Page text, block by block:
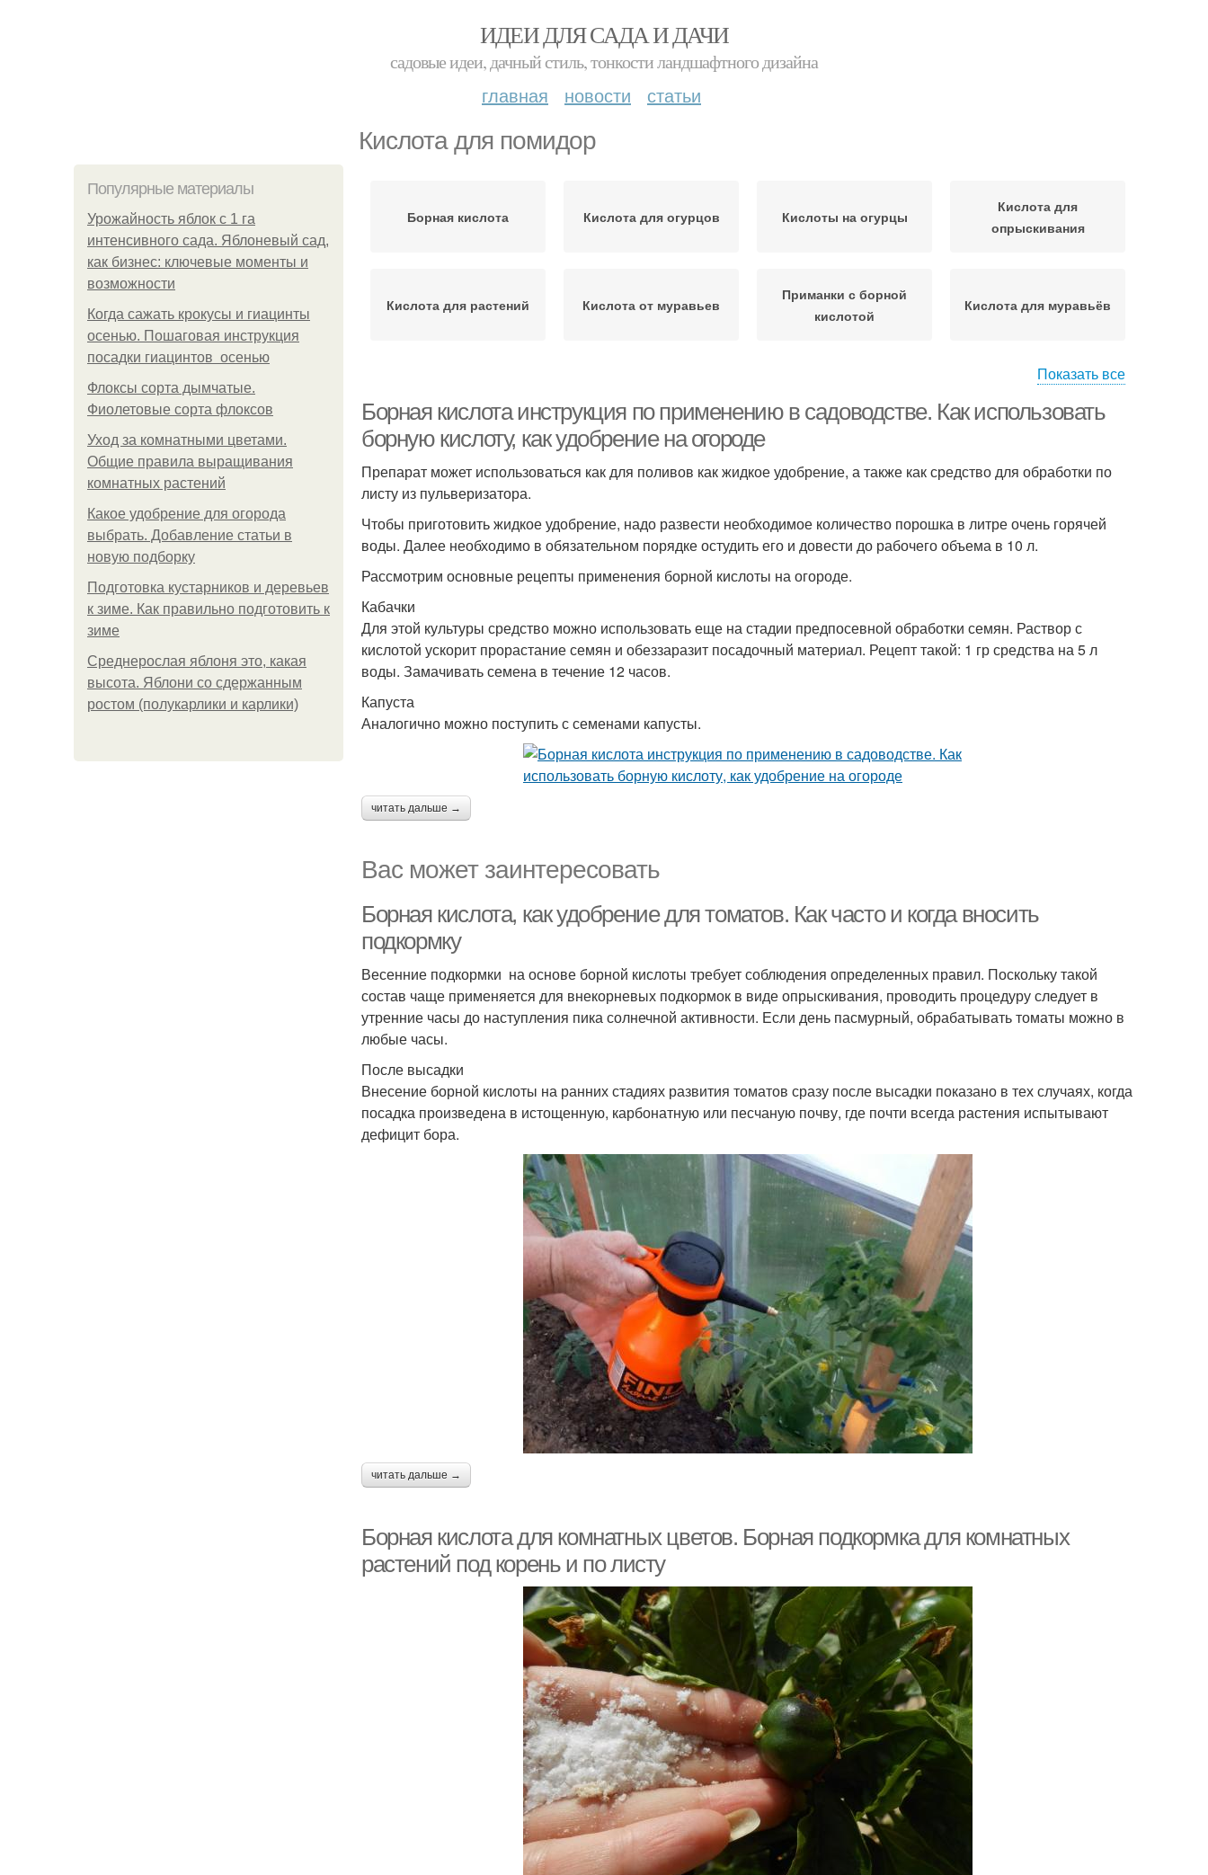
ИДЕИ ДЛЯ САДА И ДАЧИ
садовые идеи, дачный стиль, тонкости ландшафтного дизайна
главная новости статьи
Кислота для помидор
Популярные материалы
Урожайность яблок с 1 га
интенсивного сада. Яблоневый сад,
как бизнес: ключевые моменты и
возможности
Когда сажать крокусы и гиацинты
осенью. Пошаговая инструкция
посадки гиацинтов осенью
Флоксы сорта дымчатые.
Фиолетовые сорта флоксов
Уход за комнатными цветами.
Общие правила выращивания
комнатных растений
Какое удобрение для огорода
выбрать. Добавление статьи в
новую подборку
Подготовка кустарников и деревьев
к зиме. Как правильно подготовить к
зиме
Среднерослая яблоня это, какая
высота. Яблони со сдержанным
ростом (полукарлики и карлики)
Борная кислота Кислота для огурцов Кислоты на огурцы
Кислота для
опрыскивания
Кислота для растений Кислота от муравьев
Приманки с борной
кислотой
Кислота для муравьёв
Показать все
Борная кислота инструкция по применению в садоводстве. Как использовать
борную кислоту, как удобрение на огороде
Препарат может использоваться как для поливов как жидкое удобрение, а также как средство для обработки по
листу из пульверизатора.
Чтобы приготовить жидкое удобрение, надо развести необходимое количество порошка в литре очень горячей
воды. Далее необходимо в обязательном порядке остудить его и довести до рабочего объема в 10 л.
Рассмотрим основные рецепты применения борной кислоты на огороде.
Кабачки
Для этой культуры средство можно использовать еще на стадии предпосевной обработки семян. Раствор с
кислотой ускорит прорастание семян и обеззаразит посадочный материал. Рецепт такой: 1 гр средства на 5 л
воды. Замачивать семена в течение 12 часов.
Капуста
Аналогично можно поступить с семенами капусты.
читать дальше →
Вас может заинтересовать
Борная кислота, как удобрение для томатов. Как часто и когда вносить
подкормку
Весенние подкормки на основе борной кислоты требует соблюдения определенных правил. Поскольку такой
состав чаще применяется для внекорневых подкормок в виде опрыскивания, проводить процедуру следует в
утренние часы до наступления пика солнечной активности. Если день пасмурный, обрабатывать томаты можно в
любые часы.
После высадки
Внесение борной кислоты на ранних стадиях развития томатов сразу после высадки показано в тех случаях, когда
посадка произведена в истощенную, карбонатную или песчаную почву, где почти всегда растения испытывают
дефицит бора.
читать дальше →
Борная кислота для комнатных цветов. Борная подкормка для комнатных
растений под корень и по листу